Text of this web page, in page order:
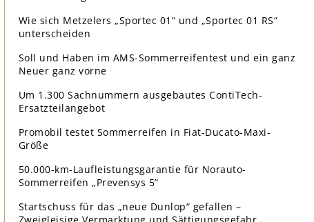
Wie sich Metzelers „Sportec 01“ und „Sportec 01 RS“
unterscheiden
Soll und Haben im AMS-Sommerreifentest und ein ganz
Neuer ganz vorne
Um 1.300 Sachnummern ausgebautes ContiTech-
Ersatzteilangebot
Promobil testet Sommerreifen in Fiat-Ducato-Maxi-
Größe
50.000-km-Laufleistungsgarantie für Norauto-
Sommerreifen „Prevensys 5”
Startschuss für das „neue Dunlop“ gefallen –
Zweigleisige Vermarktung und Sättigungsgefahr